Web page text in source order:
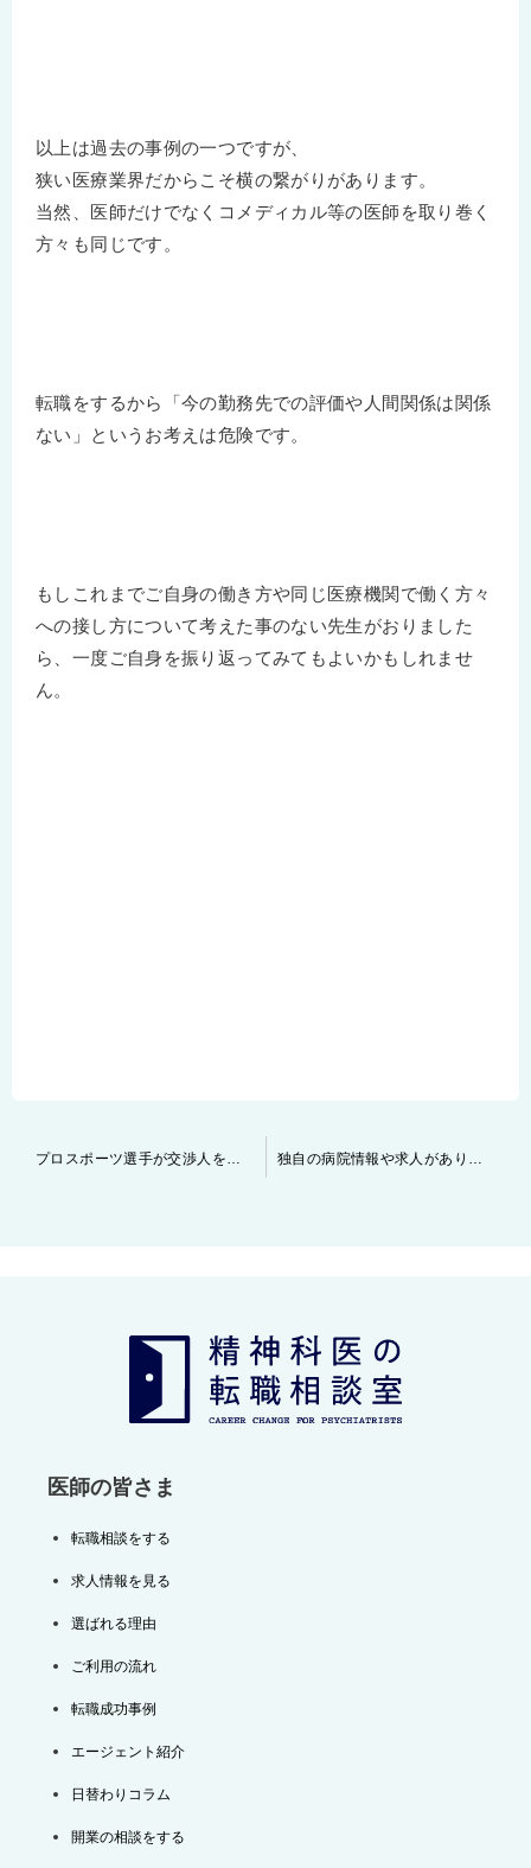
以上は過去の事例の一つですが、
狭い医療業界だからこそ横の繋がりがあります。
当然、医師だけでなくコメディカル等の医師を取り巻く
方々も同じです。
転職をするから「今の勤務先での評価や人間関係は関係
ない」というお考えは危険です。
もしこれまでご自身の働き方や同じ医療機関で働く方々
への接し方について考えた事のない先生がおりました
ら、一度ご自身を振り返ってみてもよいかもしれませ
ん。
プロスポーツ選手が交渉人を選ぶ際のポイント 独自の病院情報や求人があります！
医師の皆さま
転職相談をする
求人情報を見る
選ばれる理由
ご利用の流れ
転職成功事例
エージェント紹介
日替わりコラム
開業の相談をする